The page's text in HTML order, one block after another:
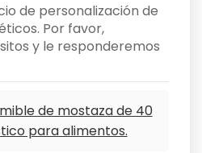
de personalización de
Por favor,
y le responderemos
de mostaza de 40
para alimentos.